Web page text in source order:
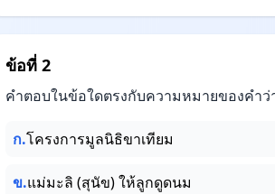
ข้อที่ 2
คำตอบในข้อใดตรงกับความหมายของคำว่
ก.โครงการมูลนิธิขาเทียม
ข.แม่มะลิ (สุนัข) ให้ลูกดูดนม